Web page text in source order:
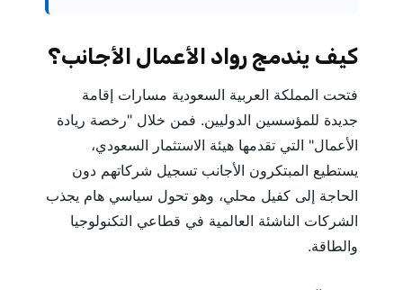
كيف يندمج رواد الأعمال الأجانب؟
فتحت المملكة العربية السعودية مسارات إقامة
جديدة للمؤسسين الدوليين. فمن خلال "رخصة ريادة
الأعمال" التي تقدمها هيئة الاستثمار السعودي،
يستطيع المبتكرون الأجانب تسجيل شركاتهم دون
الحاجة إلى كفيل محلي، وهو تحول سياسي هام يجذب
الشركات الناشئة العالمية في قطاعي التكنولوجيا
والطاقة.